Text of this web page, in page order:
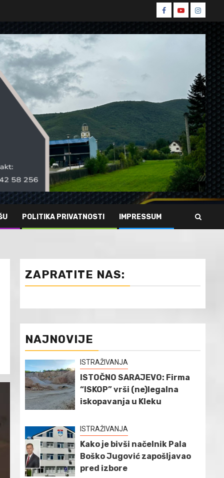
Spin
Facebook
Spin
Youtube
Spin
POLITIKA PRIVATNOSTI IMPRESSUM
ZAPRATITE NAS:
NAJNOVIJE
ISTRAŽIVANJA
ISTOČNO SARAJEVO: Firma
“ISKOP” vrši (ne)legalna
iskopavanja u Kleku
ISTRAŽIVANJA
Kako je bivši načelnik Pala
Boško Jugović zapošljavao
pred izbore